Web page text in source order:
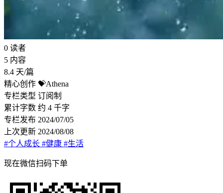
0 读者
5 内容
8.4 天/篇
精心创作 💝Athena
专栏类型 订阅制
累计字数 约 4 千字
专栏发布 2024/07/05
上次更新 2024/08/08
#个人成长 #健康 #生活
现在微信扫码下单